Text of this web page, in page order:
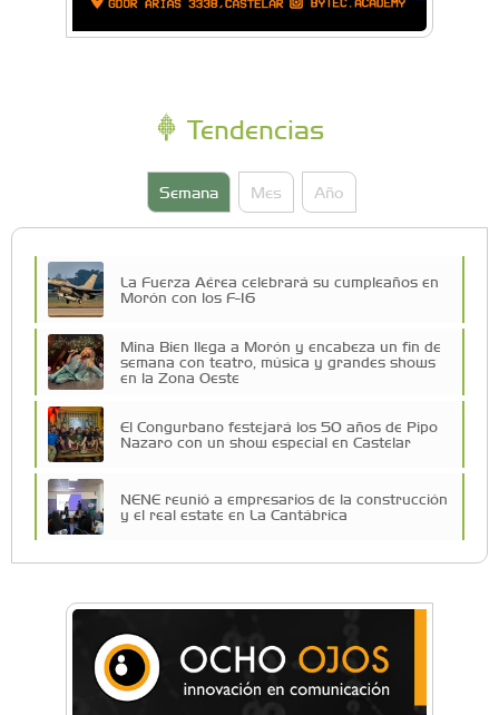
Tendencias
Semana Mes Año
La Fuerza Aérea celebrará su cumpleaños en
Morón con los F-16
Mina Bien llega a Morón y encabeza un fin de
semana con teatro, música y grandes shows
en la Zona Oeste
El Congurbano festejará los 50 años de Pipo
Nazaro con un show especial en Castelar
NENE reunió a empresarios de la construcción
y el real estate en La Cantábrica
Una compañía teatral de Castelar competirá
por el Premio FEBA Cultura
Mariana Croce: "Hoy las empresas necesitan